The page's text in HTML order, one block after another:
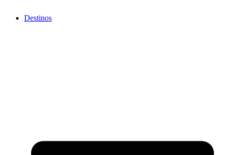
Destinos